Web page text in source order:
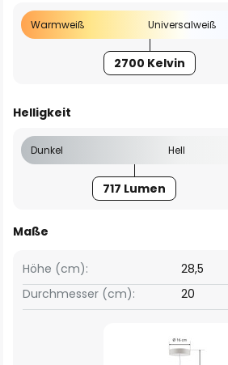
Warmweiß Universalweiß
2700 Kelvin
Helligkeit
Dunkel Hell
717 Lumen
Maße
Höhe (cm):
28,5
Durchmesser (cm):
20